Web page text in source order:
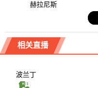
赫拉尼斯
相关直播
波兰丁